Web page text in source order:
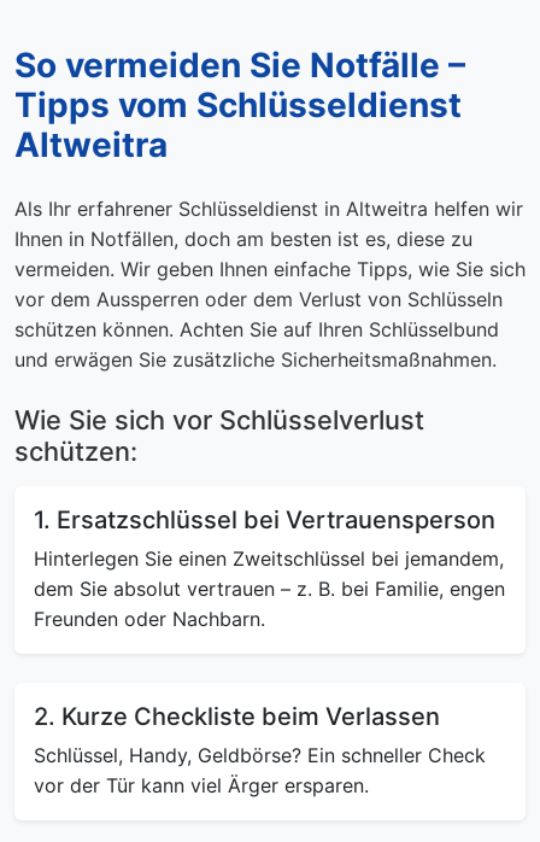
So vermeiden Sie Notfälle –
Tipps vom Schlüsseldienst
Altweitra
Als Ihr erfahrener Schlüsseldienst in Altweitra helfen wir
Ihnen in Notfällen, doch am besten ist es, diese zu
vermeiden. Wir geben Ihnen einfache Tipps, wie Sie sich
vor dem Aussperren oder dem Verlust von Schlüsseln
schützen können. Achten Sie auf Ihren Schlüsselbund
und erwägen Sie zusätzliche Sicherheitsmaßnahmen.
Wie Sie sich vor Schlüsselverlust
schützen:
1. Ersatzschlüssel bei Vertrauensperson
Hinterlegen Sie einen Zweitschlüssel bei jemandem,
dem Sie absolut vertrauen – z. B. bei Familie, engen
Freunden oder Nachbarn.
2. Kurze Checkliste beim Verlassen
Schlüssel, Handy, Geldbörse? Ein schneller Check
vor der Tür kann viel Ärger ersparen.